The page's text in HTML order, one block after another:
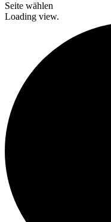
Seite wählen
Loading view.